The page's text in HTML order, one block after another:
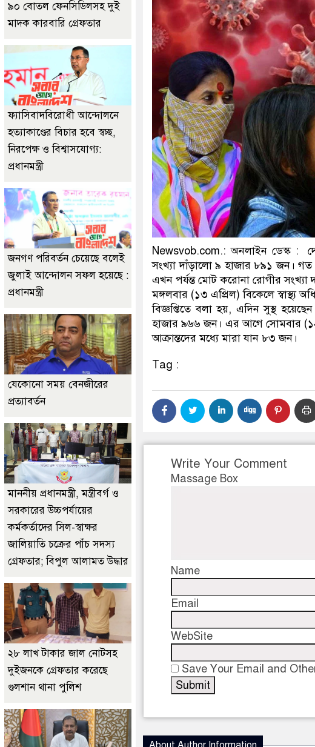
Newsvob.com.: অনলাইন ডেস্ক :
সংখ্যা দাঁড়ালো ৯ হাজার ৮৯১ জন। গত
এখন পর্যন্ত মোট করোনা রোগীর
মঙ্গলবার (১৩ এপ্রিল) বিকেলে স্বাস্থ্য
বিজ্ঞপ্তিতে বলা হয়, এদিন সুস্থ
হাজার ৯৬৬ জন। এর আগে সোমবার
আক্রান্তদের মধ্যে মারা যান ৮৩ জন।
Tag :
Write Your Comment
Massage Box
Name
Email
WebSite
Save Your Email and
৯০ বোতল ফেনসিডিলসহ দুই
মাদক কারবারি গ্রেফতার
ফ্যাসিবাদবিরোধী আন্দোলনে
হত্যাকাণ্ডের বিচার হবে স্বচ্ছ,
নিরপেক্ষ ও বিশ্বাসযোগ্য:
প্রধানমন্ত্রী
জনগণ পরিবর্তন চেয়েছে বলেই
জুলাই আন্দোলন সফল হয়েছে :
প্রধানমন্ত্রী
যেকোনো সময় বেনজীরের
প্রত্যাবর্তন
মাননীয় প্রধানমন্ত্রী, মন্ত্রীবর্গ ও
সরকারের উচ্চপর্যায়ের
কর্মকর্তাদের সিল-স্বাক্ষর
জালিয়াতি চক্রের পাঁচ সদস্য
গ্রেফতার; বিপুল আলামত উদ্ধার
২৮ লাখ টাকার জাল নোটসহ
দুইজনকে গ্রেফতার করেছে
গুলশান থানা পুলিশ